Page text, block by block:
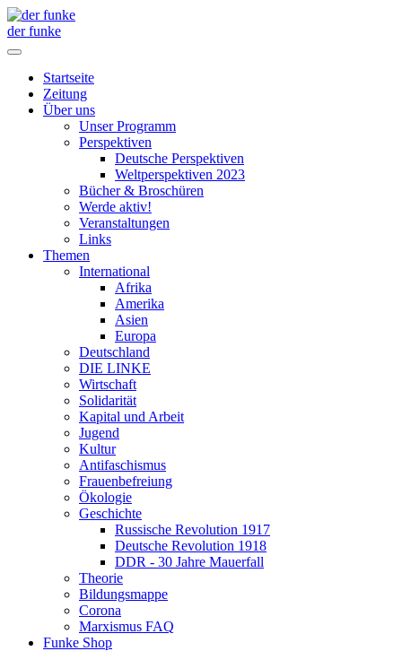
der funke
Startseite
Zeitung
Über uns
Unser Programm
Perspektiven
Deutsche Perspektiven
Weltperspektiven 2023
Bücher & Broschüren
Werde aktiv!
Veranstaltungen
Links
Themen
International
Afrika
Amerika
Asien
Europa
Deutschland
DIE LINKE
Wirtschaft
Solidarität
Kapital und Arbeit
Jugend
Kultur
Antifaschismus
Frauenbefreiung
Ökologie
Geschichte
Russische Revolution 1917
Deutsche Revolution 1918
DDR - 30 Jahre Mauerfall
Theorie
Bildungsmappe
Corona
Marxismus FAQ
Funke Shop